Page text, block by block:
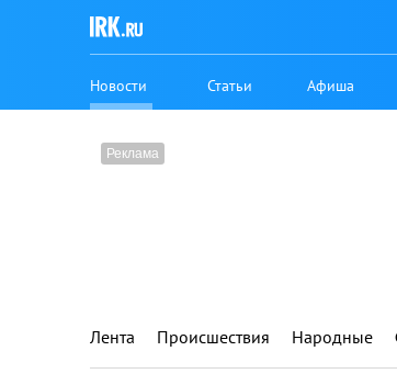
Новости Статьи Афиша
Лента Происшествия Народные